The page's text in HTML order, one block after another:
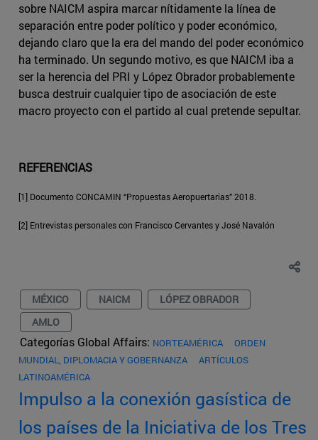
sobre NAICM aspira marcar nítidamente la línea de
separación entre poder político y poder económico,
dejando claro que la era del mando del poder económico
ha terminado. Un segundo motivo, es que NAICM iba a
ser la herencia del PRI y López Obrador probablemente
busca destruir cualquier tipo de asociación de este
macro proyecto con el partido al cual pretende sepultar.
REFERENCIAS
[1] Documento CONCAMIN “Propuestas Aeropuertarias” 2018.
[2] Entrevistas personales con Francisco Cervantes y José Navalón
MÉXICO NAICM
LÓPEZ OBRADOR
AMLO
Categorías Global Affairs: NORTEAMÉRICA
ORDEN
MUNDIAL, DIPLOMACIA Y GOBERNANZA
ARTÍCULOS
LATINOAMÉRICA
Impulso a la conexión gasística de
los países de la Iniciativa de los Tres